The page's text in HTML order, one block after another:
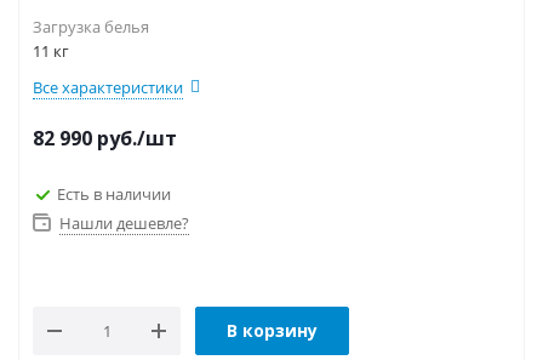
Загрузка белья
11 кг
Все характеристики
82 990 руб./шт
Есть в наличии
Нашли дешевле?
В корзину